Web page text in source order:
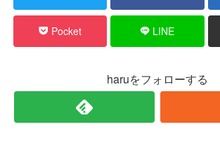
Pocket LINE
haruをフォローする